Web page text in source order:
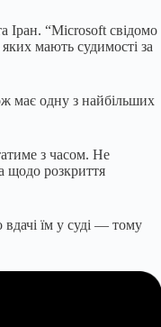
Іран. “Microsoft свідомо
мають судимості за
має одну з найбільших
з часом. Не
щодо розкриття
вдачі їм у суді — тому